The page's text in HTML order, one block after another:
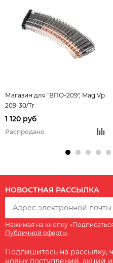
Магазин для "ВПО-209", Mag Vp
209-30/Tr
1 120 руб
Распродано
НОВОСТНАЯ РАССЫЛКА
Нажимая на кнопку
Публичной оферты
Подпишитесь на рассылку,
новых поступлений, акций